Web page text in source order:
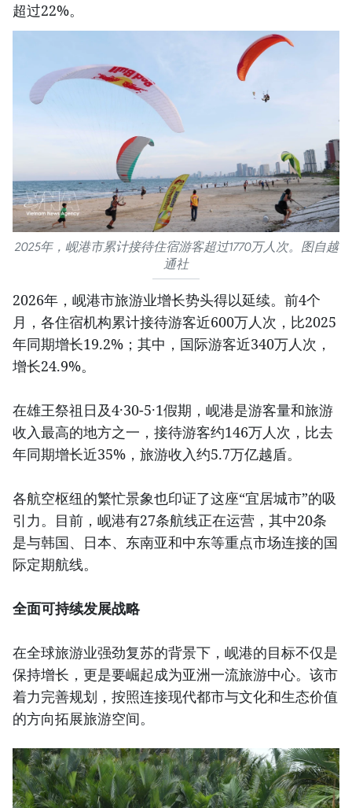
超过22%。
2025年，岘港市累计接待住宿游客超过1770万人次。图自越
通社
2026年，岘港市旅游业增长势头得以延续。前4个
月，各住宿机构累计接待游客近600万人次，比2025
年同期增长19.2%；其中，国际游客近340万人次，
增长24.9%。
在雄王祭祖日及4·30-5·1假期，岘港是游客量和旅游
收入最高的地方之一，接待游客约146万人次，比去
年同期增长近35%，旅游收入约5.7万亿越盾。
各航空枢纽的繁忙景象也印证了这座“宜居城市”的吸
引力。目前，岘港有27条航线正在运营，其中20条
是与韩国、日本、东南亚和中东等重点市场连接的国
际定期航线。
全面可持续发展战略
在全球旅游业强劲复苏的背景下，岘港的目标不仅是
保持增长，更是要崛起成为亚洲一流旅游中心。该市
着力完善规划，按照连接现代都市与文化和生态价值
的方向拓展旅游空间。